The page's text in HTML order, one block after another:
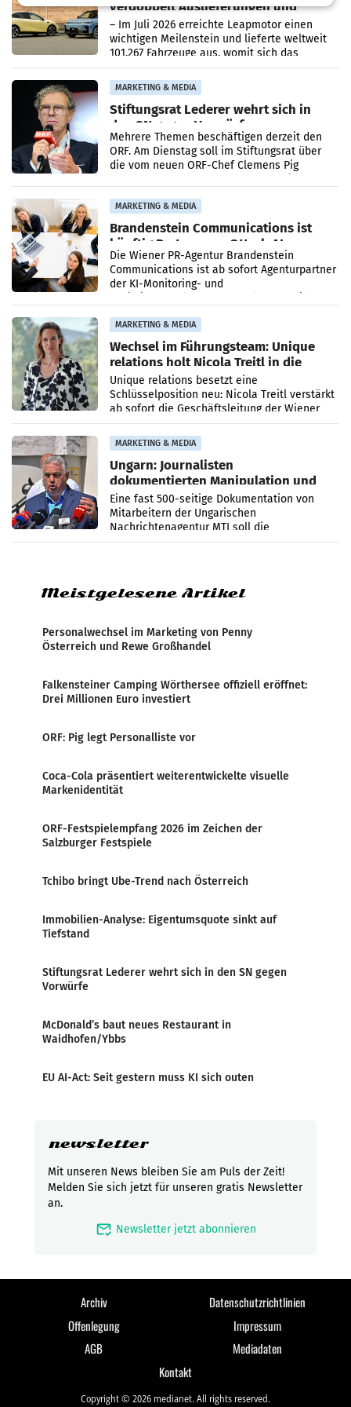
verdoppelt Auslieferungen und
überschreitet die 100.000er-Marke
– Im Juli 2026 erreichte Leapmotor einen
wichtigen Meilenstein und lieferte weltweit
101.267 Fahrzeuge aus, womit sich das
Ergebnis gegenüber Juli 2025 mehr als
verdoppelte (+102
MARKETING & MEDIA
Stiftungsrat Lederer wehrt sich in
den SN gegen Vorwürfe
Mehrere Themen beschäftigen derzeit den
ORF. Am Dienstag soll im Stiftungsrat über
die vom neuen ORF-Chef Clemens Pig
MARKETING & MEDIA
Brandenstein Communications ist
künftig Partner von OtterlyAI
Die Wiener PR-Agentur Brandenstein
Communications ist ab sofort Agenturpartner
der KI-Monitoring- und
MARKETING & MEDIA
Wechsel im Führungsteam: Unique
relations holt Nicola Treitl in die
Geschäftsleitung
Unique relations besetzt eine
Schlüsselposition neu: Nicola Treitl verstärkt
ab sofort die Geschäftsleitung der Wiener
PR-Agentur an der Seite von Josef Kalina und
Anna Kalina-Mahr.
MARKETING & MEDIA
Ungarn: Journalisten
dokumentierten Manipulation und
Zensur
Eine fast 500-seitige Dokumentation von
Mitarbeitern der Ungarischen
Nachrichtenagentur MTI soll die
systematische Nachrichten-Manipulation und
Meistgelesene Artikel
Personalwechsel im Marketing von Penny
Österreich und Rewe Großhandel
Falkensteiner Camping Wörthersee offiziell eröffnet:
Drei Millionen Euro investiert
ORF: Pig legt Personalliste vor
Coca-Cola präsentiert weiterentwickelte visuelle
Markenidentität
ORF-Festspielempfang 2026 im Zeichen der
Salzburger Festspiele
Tchibo bringt Ube-Trend nach Österreich
Immobilien-Analyse: Eigentumsquote sinkt auf
Tiefstand
Stiftungsrat Lederer wehrt sich in den SN gegen
Vorwürfe
McDonald’s baut neues Restaurant in
Waidhofen/Ybbs
EU AI-Act: Seit gestern muss KI sich outen
newsletter
Mit unseren News bleiben Sie am Puls der Zeit!
Melden Sie sich jetzt für unseren gratis Newsletter
an.
mark_email_read Newsletter jetzt abonnieren
Archiv
Datenschutzrichtlinien
Offenlegung
Impressum
AGB
Mediadaten
Kontakt
Copyright © 2026 medianet. All rights reserved.